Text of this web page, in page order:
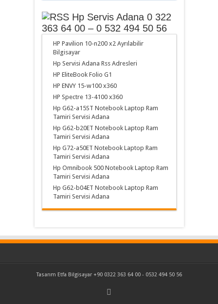
Hp Servis Adana 0 322
363 64 00 – 0 532 494 50 56
HP Pavilion 10-n200 x2 Ayrılabilir
Bilgisayar
Hp Servisi Adana Rss Adresleri
HP EliteBook Folio G1
HP ENVY 15-w100 x360
HP Spectre 13-4100 x360
Hp G62-a15ST Notebook Laptop Ram
Tamiri Servisi Adana
Hp G62-b20ET Notebook Laptop Ram
Tamiri Servisi Adana
Hp G72-a50ET Notebook Laptop Ram
Tamiri Servisi Adana
Hp Omnibook 500 Notebook Laptop Ram
Tamiri Servisi Adana
Hp G62-b04ET Notebook Laptop Ram
Tamiri Servisi Adana
Tasarım Etfa Bilgisayar+90 0322 363 64 00 - 0532 494 50 56